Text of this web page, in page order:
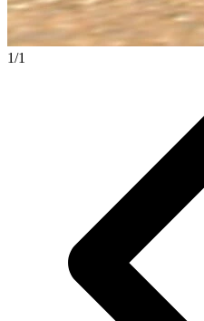
1/1